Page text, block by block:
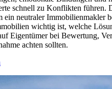
schnell zu Konflikten führen.
ein neutraler Immobilienmakler
wichtig ist, welche
Eigentümer bei Bewertung,
achten sollten.